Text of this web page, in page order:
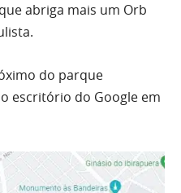
abriga mais um Orb
do parque
escritório do Google em